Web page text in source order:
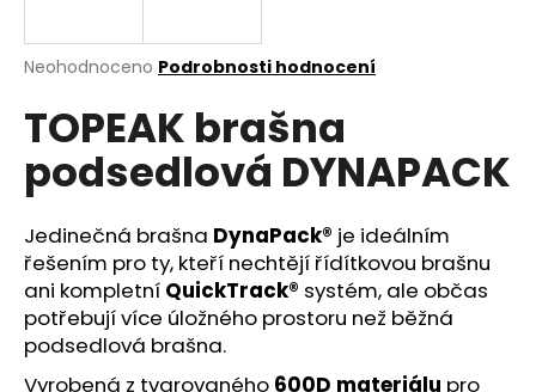
Průměrné
produktu
5
hvězdiček.
Neohodnoceno Podrobnosti hodnocení
TOPEAK brašna
podsedlová DYNAPACK
Jedinečná brašna DynaPack® je ideálním
řešením pro ty, kteří nechtějí řídítkovou brašnu
ani kompletní QuickTrack® systém, ale občas
potřebují více úložného prostoru než běžná
podsedlová brašna.
Vyrobená z tvarovaného 600D materiálu pro
j
t
?
HLEDAT
D